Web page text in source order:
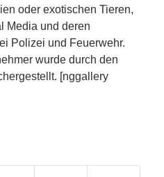
oder exotischen Tieren,
Media und deren
Polizei und Feuerwehr.
wurde durch den
[nggallery